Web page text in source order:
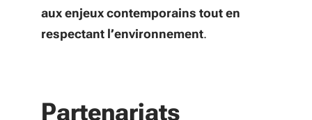
aux enjeux contemporains tout en
respectant l’environnement.
Partenariats